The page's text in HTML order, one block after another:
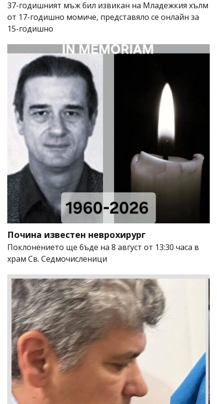
37-годишният мъж бил извикан на Младежкия хълм
от 17-годишно момиче, представяло се онлайн за
15-годишно
Почина известен неврохирург
Поклонението ще бъде на 8 август от 13:30 часа в
храм Св. Седмочисленици